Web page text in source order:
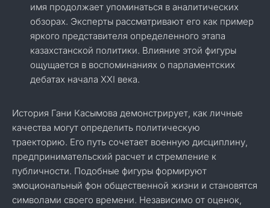
имя продолжает упоминаться в аналитических
обзорах. Эксперты рассматривают его как пример
яркого представителя определенного этапа
казахстанской политики. Влияние этой фигуры
ощущается в воспоминаниях о парламентских
дебатах начала XXI века.
История Гани Касымова демонстрирует, как личные
качества могут определить политическую
траекторию. Его путь сочетает военную дисциплину,
предпринимательский расчет и стремление к
публичности. Подобные фигуры формируют
эмоциональный фон общественной жизни и становятся
символами своего времени. Независимо от оценок,